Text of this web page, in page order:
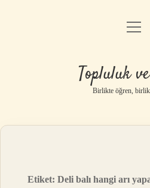
Anasayfa
Gizlilik
Yasal
Topluluk
Birlikte öğren,
Etiket:Deli balı hangi arı